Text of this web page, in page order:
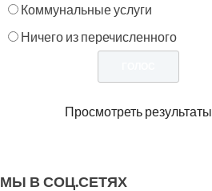
Коммунальные услуги
Ничего из перечисленного
Просмотреть результаты
МЫ В СОЦ.СЕТЯХ